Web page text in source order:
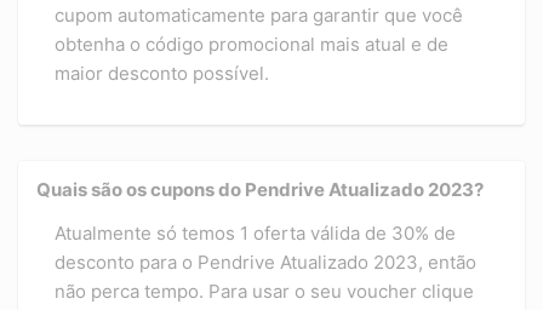
cupom automaticamente para garantir que você
obtenha o código promocional mais atual e de
maior desconto possível.
Quais são os cupons do Pendrive Atualizado 2023?
Atualmente só temos 1 oferta válida de 30% de
desconto para o Pendrive Atualizado 2023, então
não perca tempo. Para usar o seu voucher clique